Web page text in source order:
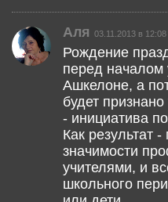
Аля 03.11.2013 в 12:08
Рождение
перед началом
Ашкелоне, а
будет
- инициатива
Как результат
значимости
учителями, и
школьного